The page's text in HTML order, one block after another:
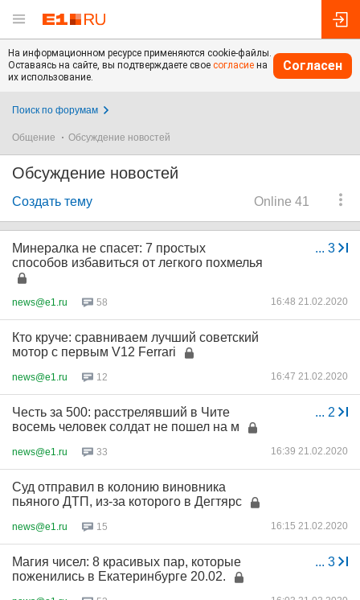
На информационном ресурсе применяются cookie-файлы.
Оставаясь на сайте, вы подтверждаете свое согласие на
их использование.
Согласен
Поиск по форумам
Общение Обсуждение новостей
Обсуждение новостей
Online 41
Создать тему
... 3
Минералка не спасет: 7 простых
способов избавиться от легкого похмелья
news@e1.ru 58 16:48 21.02.2020
Кто круче: сравниваем лучший советский
мотор с первым V12 Ferrari
news@e1.ru 12 16:47 21.02.2020
... 2
Честь за 500: расстрелявший в Чите
восемь человек солдат не пошел на м
news@e1.ru 33 16:39 21.02.2020
Суд отправил в колонию виновника
пьяного ДТП, из-за которого в Дегтярс
news@e1.ru 15 16:15 21.02.2020
... 3
Магия чисел: 8 красивых пар, которые
поженились в Екатеринбурге 20.02.